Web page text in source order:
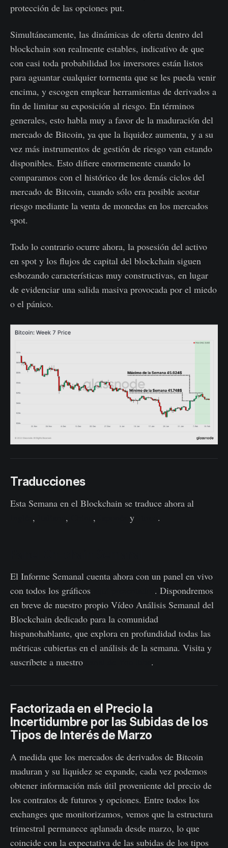
protección de las opciones put.
Simultáneamente, las dinámicas de oferta dentro del
blockchain son realmente estables, indicativo de que
con casi toda probabilidad los inversores están listos
para aguantar cualquier tormenta que se les pueda venir
encima, y escogen emplear herramientas de derivados a
fin de limitar su exposición al riesgo. En términos
generales, esto habla muy a favor de la maduración del
mercado de Bitcoin, ya que la liquidez aumenta, y a su
vez más instrumentos de gestión de riesgo van estando
disponibles. Esto difiere enormemente cuando lo
comparamos con el histórico de los demás ciclos del
mercado de Bitcoin, cuando sólo era posible acotar
riesgo mediante la venta de monedas en los mercados
spot.
Todo lo contrario ocurre ahora, la posesión del activo
en spot y los flujos de capital del blockchain siguen
esbozando características muy constructivas, en lugar
de evidenciar una salida masiva provocada por el miedo
o el pánico.
Traducciones
Esta Semana en el Blockchain se traduce ahora al
, , , y .
El Informe Semanal cuenta ahora con un panel en vivo
con todos los gráficos
. Dispondremos
en breve de nuestro propio Vídeo Análisis Semanal del
Blockchain dedicado para la comunidad
hispanohablante, que explora en profundidad todas las
métricas cubiertas en el análisis de la semana. Visita y
suscríbete a nuestro
.
Factorizada en el Precio la
Incertidumbre por las Subidas de los
Tipos de Interés de Marzo
A medida que los mercados de derivados de Bitcoin
maduran y su liquidez se expande, cada vez podemos
obtener información más útil proveniente del precio de
los contratos de futuros y opciones. Entre todos los
exchanges que monitorizamos, vemos que la estructura
trimestral permanece aplanada desde marzo, lo que
coincide con la expectativa de las subidas de los tipos